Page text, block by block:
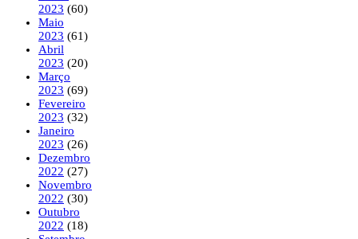
2023 (60)
Maio
2023 (61)
Abril
2023 (20)
Março
2023 (69)
Fevereiro
2023 (32)
Janeiro
2023 (26)
Dezembro
2022 (27)
Novembro
2022 (30)
Outubro
2022 (18)